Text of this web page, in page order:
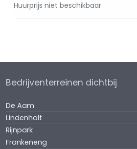
Huurprijs niet beschikbaar
Bedrijventerreinen dichtbij
De Aam
Lindenholt
Rijnpark
Frankeneng